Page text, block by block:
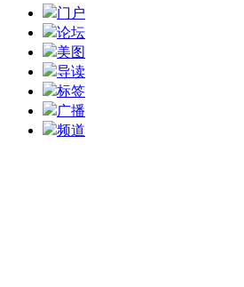
门户
论坛
美图
导读
标签
广播
频道